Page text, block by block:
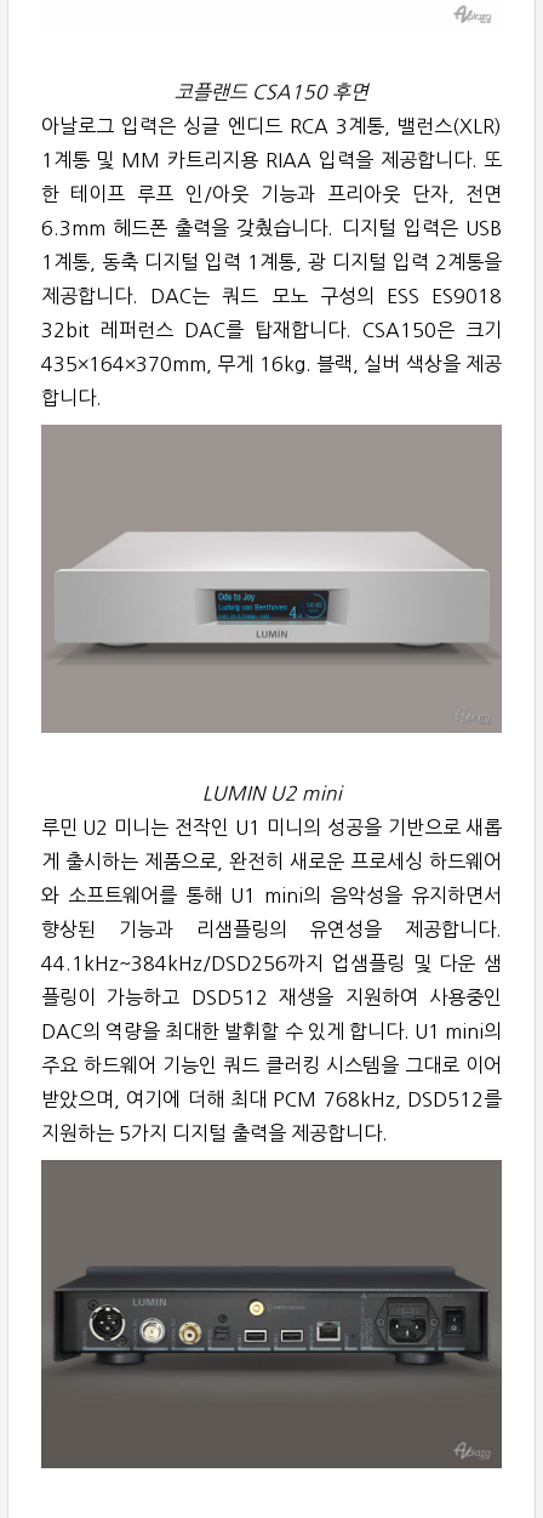
코플랜드 CSA150 후면
아날로그 입력은 싱글 엔디드 RCA 3계통, 밸런스(XLR)
1계통 및 MM 카트리지용 RIAA 입력을 제공합니다. 또
한 테이프 루프 인/아웃 기능과 프리아웃 단자, 전면
6.3mm 헤드폰 출력을 갖췄습니다. 디지털 입력은 USB
1계통, 동축 디지털 입력 1계통, 광 디지털 입력 2계통을
제공합니다. DAC는 쿼드 모노 구성의 ESS ES9018
32bit 레퍼런스 DAC를 탑재합니다. CSA150은 크기
435×164×370mm, 무게 16kg. 블랙, 실버 색상을 제공
합니다.
LUMIN U2 mini
루민 U2 미니는 전작인 U1 미니의 성공을 기반으로 새롭
게 출시하는 제품으로, 완전히 새로운 프로세싱 하드웨어
와 소프트웨어를 통해 U1 mini의 음악성을 유지하면서
향상된 기능과 리샘플링의 유연성을 제공합니다.
44.1kHz~384kHz/DSD256까지 업샘플링 및 다운 샘
플링이 가능하고 DSD512 재생을 지원하여 사용중인
DAC의 역량을 최대한 발휘할 수 있게 합니다. U1 mini의
주요 하드웨어 기능인 쿼드 클러킹 시스템을 그대로 이어
받았으며, 여기에 더해 최대 PCM 768kHz, DSD512를
지원하는 5가지 디지털 출력을 제공합니다.